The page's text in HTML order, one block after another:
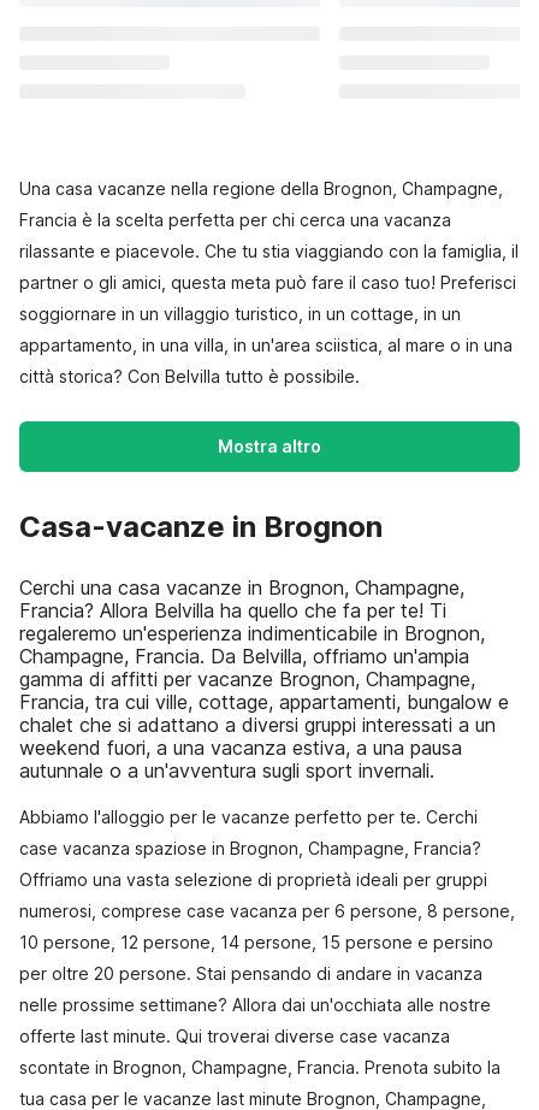
Una casa vacanze nella regione della Brognon, Champagne,
Francia è la scelta perfetta per chi cerca una vacanza
rilassante e piacevole. Che tu stia viaggiando con la famiglia, il
partner o gli amici, questa meta può fare il caso tuo! Preferisci
soggiornare in un villaggio turistico, in un cottage, in un
appartamento, in una villa, in un'area sciistica, al mare o in una
città storica? Con Belvilla tutto è possibile.
Mostra altro
Casa-vacanze in Brognon
Cerchi una casa vacanze in Brognon, Champagne,
Francia? Allora Belvilla ha quello che fa per te! Ti
regaleremo un'esperienza indimenticabile in Brognon,
Champagne, Francia. Da Belvilla, offriamo un'ampia
gamma di affitti per vacanze Brognon, Champagne,
Francia, tra cui ville, cottage, appartamenti, bungalow e
chalet che si adattano a diversi gruppi interessati a un
weekend fuori, a una vacanza estiva, a una pausa
autunnale o a un'avventura sugli sport invernali.
Abbiamo l'alloggio per le vacanze perfetto per te. Cerchi
case vacanza spaziose in Brognon, Champagne, Francia?
Offriamo una vasta selezione di proprietà ideali per gruppi
numerosi, comprese case vacanza per 6 persone, 8 persone,
10 persone, 12 persone, 14 persone, 15 persone e persino
per oltre 20 persone. Stai pensando di andare in vacanza
nelle prossime settimane? Allora dai un'occhiata alle nostre
offerte last minute. Qui troverai diverse case vacanza
scontate in Brognon, Champagne, Francia. Prenota subito la
tua casa per le vacanze last minute Brognon, Champagne,